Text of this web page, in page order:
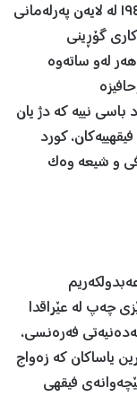
لێی تێبگەین. یەکەم جار ئەم پرسە لە ساڵی ١٩٤٧ لە لایەن پەرلەمانی
گۆڕینی
لەو ساتەوە
باسی نییە کە دژ یان
کورد
و شیعە وەک
١٩٥٩ لە لایەن عەبدولکەریم
چەپ لە عێراقدا
فەرەنسی،
یاساکان کە زەواج
فیقهی